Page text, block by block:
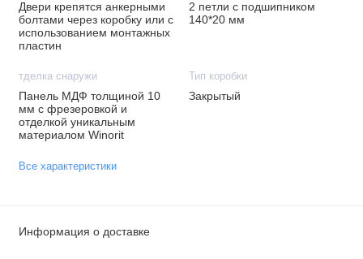
Двери крепятся анкерными
болтами через коробку или с
использованием монтажных
пластин
2 петли с подшипником
140*20 мм
тделка снаружи
Панель МДФ толщиной 10
мм с фрезеровкой и
отделкой уникальным
материалом Winorit
Тип коробки
Закрытый
Все характеристики
Информация о доставке